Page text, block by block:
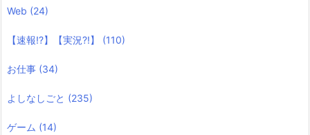
Web (24)
【速報!?】【実況?!】 (110)
お仕事 (34)
よしなしごと (235)
ゲーム (14)